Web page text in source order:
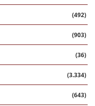
(492)
(903)
(36)
(3.334)
(643)